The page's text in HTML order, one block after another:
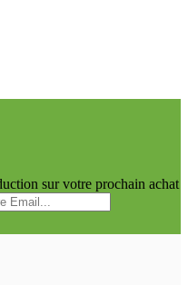
sur votre prochain achat